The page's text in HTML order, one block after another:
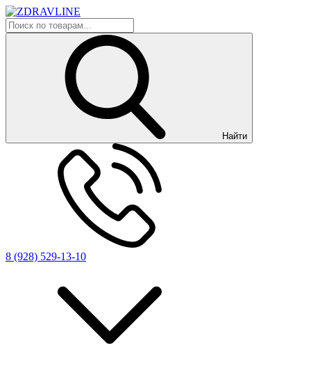
Найти
8 (928) 529-13-10